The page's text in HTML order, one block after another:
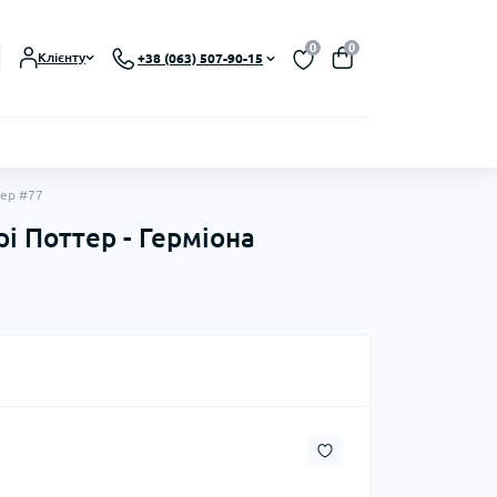
Клієнту +38 (063) 507-90-15
0 0
#77
Поттер - Герміона